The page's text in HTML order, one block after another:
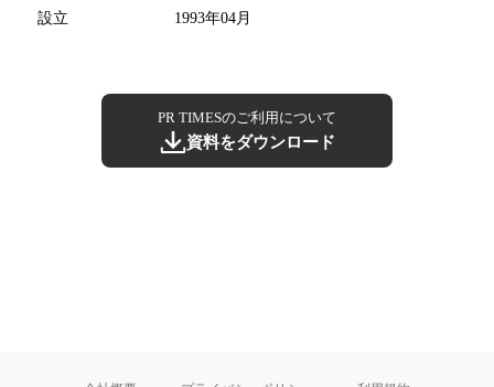
設立
1993年04月
PR TIMESのご利用について
資料をダウンロード